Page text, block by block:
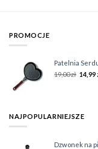
PROMOCJE
Patelnia
19,00zł 14,99
NAJPOPULARNIEJSZE
Dzwonek na